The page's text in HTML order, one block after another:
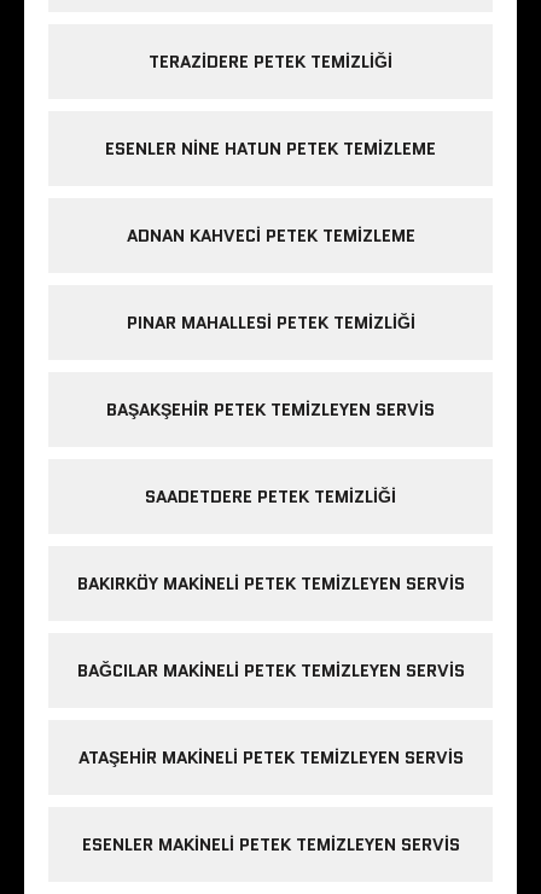
TERAZIDERE PETEK TEMIZLIĞI
ESENLER NINE HATUN PETEK TEMIZLEME
ADNAN KAHVECI PETEK TEMIZLEME
PINAR MAHALLESI PETEK TEMIZLIĞI
BAŞAKŞEHIR PETEK TEMIZLEYEN SERVIS
SAADETDERE PETEK TEMIZLIĞI
BAKIRKÖY MAKINELI PETEK TEMIZLEYEN SERVIS
BAĞCILAR MAKINELI PETEK TEMIZLEYEN SERVIS
ATAŞEHIR MAKINELI PETEK TEMIZLEYEN SERVIS
ESENLER MAKINELI PETEK TEMIZLEYEN SERVIS